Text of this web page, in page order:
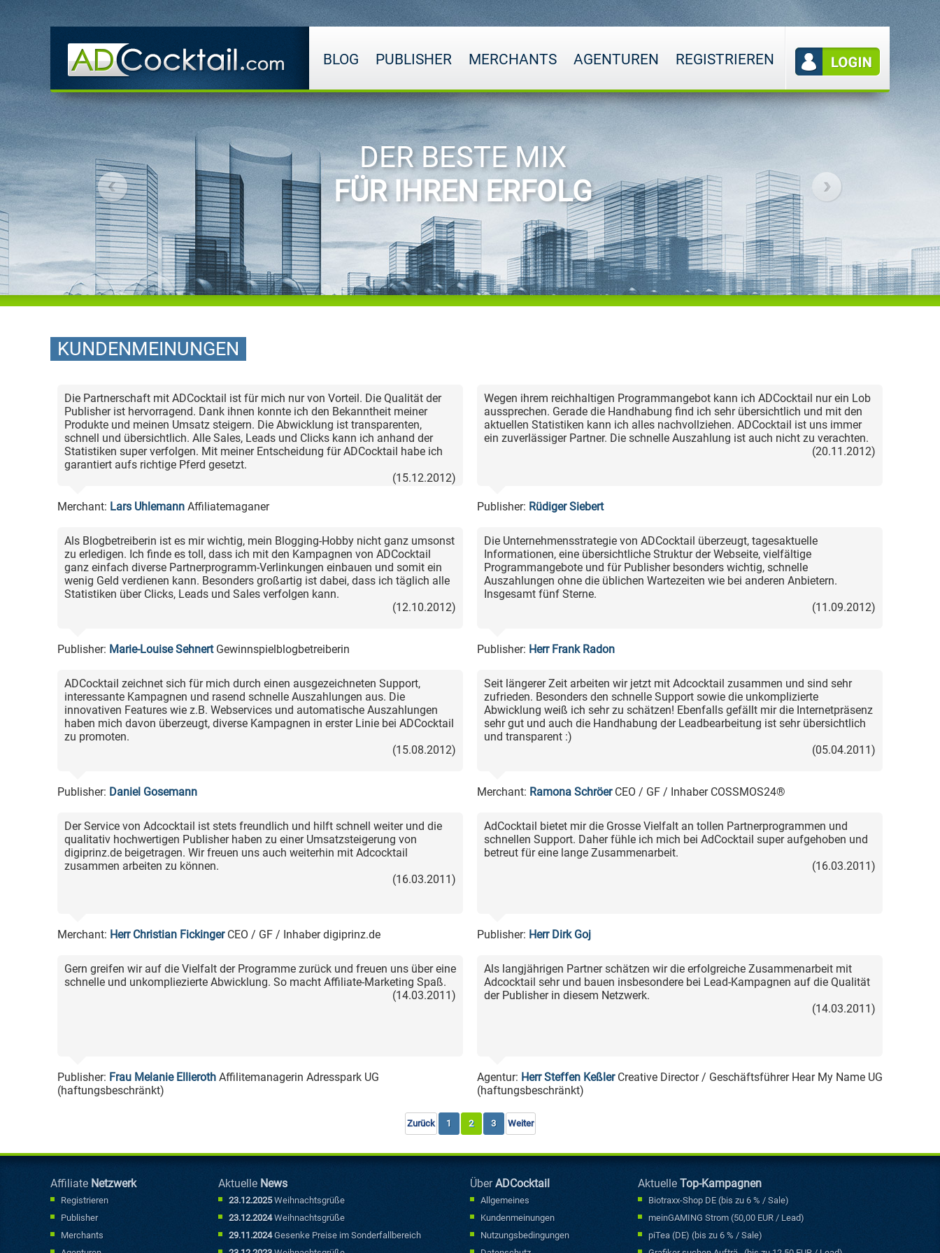
DER BESTE MIX
FÜR IHREN ERFOLG
BLOG PUBLISHER MERCHANTS AGENTUREN REGISTRIEREN
KUNDENMEINUNGEN
Die Partnerschaft mit ADCocktail ist für mich nur von Vorteil. Die Qualität der
Publisher ist hervorragend. Dank ihnen konnte ich den Bekanntheit meiner
Produkte und meinen Umsatz steigern. Die Abwicklung ist transparenten,
schnell und übersichtlich. Alle Sales, Leads und Clicks kann ich anhand der
Statistiken super verfolgen. Mit meiner Entscheidung für ADCocktail habe ich
garantiert aufs richtige Pferd gesetzt.
(15.12.2012)
Merchant: Lars Uhlemann Affiliatemaganer
Wegen ihrem reichhaltigen Programmangebot kann ich ADCocktail nur ein Lob
aussprechen. Gerade die Handhabung find ich sehr übersichtlich und mit den
aktuellen Statistiken kann ich alles nachvollziehen. ADCocktail ist uns immer
ein zuverlässiger Partner. Die schnelle Auszahlung ist auch nicht zu verachten.
(20.11.2012)
Publisher: Rüdiger Siebert
Als Blogbetreiberin ist es mir wichtig, mein Blogging-Hobby nicht ganz umsonst
zu erledigen. Ich finde es toll, dass ich mit den Kampagnen von ADCocktail
ganz einfach diverse Partnerprogramm-Verlinkungen einbauen und somit ein
wenig Geld verdienen kann. Besonders großartig ist dabei, dass ich täglich alle
Statistiken über Clicks, Leads und Sales verfolgen kann.
(12.10.2012)
Publisher: Marie-Louise SehnertGewinnspielblogbetreiberin
Die Unternehmensstrategie von ADCocktail überzeugt, tagesaktuelle
Informationen, eine übersichtliche Struktur der Webseite, vielfältige
Programmangebote und für Publisher besonders wichtig, schnelle
Auszahlungen ohne die üblichen Wartezeiten wie bei anderen Anbietern.
Insgesamt fünf Sterne.
(11.09.2012)
Publisher: Herr Frank Radon
ADCocktail zeichnet sich für mich durch einen ausgezeichneten Support,
interessante Kampagnen und rasend schnelle Auszahlungen aus. Die
innovativen Features wie z.B. Webservices und automatische Auszahlungen
haben mich davon überzeugt, diverse Kampagnen in erster Linie bei ADCocktail
zu promoten.
(15.08.2012)
Publisher: Daniel Gosemann
Seit längerer Zeit arbeiten wir jetzt mit Adcocktail zusammen und sind sehr
zufrieden. Besonders den schnelle Support sowie die unkomplizierte
Abwicklung weiß ich sehr zu schätzen! Ebenfalls gefällt mir die Internetpräsenz
sehr gut und auch die Handhabung der Leadbearbeitung ist sehr übersichtlich
und transparent :)
(05.04.2011)
Merchant: Ramona SchröerCEO / GF / Inhaber COSSMOS24®
Der Service von Adcocktail ist stets freundlich und hilft schnell weiter und die
qualitativ hochwertigen Publisher haben zu einer Umsatzsteigerung von
digiprinz.de beigetragen. Wir freuen uns auch weiterhin mit Adcocktail
zusammen arbeiten zu können.
(16.03.2011)
Merchant: Herr Christian FickingerCEO / GF / Inhaber digiprinz.de
AdCocktail bietet mir die Grosse Vielfalt an tollen Partnerprogrammen und
schnellen Support. Daher fühle ich mich bei AdCocktail super aufgehoben und
betreut für eine lange Zusammenarbeit.
(16.03.2011)
Publisher: Herr Dirk Goj
Gern greifen wir auf die Vielfalt der Programme zurück und freuen uns über eine
schnelle und unkompliezierte Abwicklung. So macht Affiliate-Marketing Spaß.
(14.03.2011)
Publisher: Frau Melanie Ellieroth Affilitemanagerin Adresspark UG
(haftungsbeschränkt)
Als langjährigen Partner schätzen wir die erfolgreiche Zusammenarbeit mit
Adcocktail sehr und bauen insbesondere bei Lead-Kampagnen auf die Qualität
der Publisher in diesem Netzwerk.
(14.03.2011)
Agentur: Herr Steffen KeßlerCreative Director / Geschäftsführer Hear My Name UG
(haftungsbeschränkt)
Zurück 1 2 3 Weiter
Affiliate Netzwerk
Registrieren
Publisher
Merchants
Aktuelle News
23.12.2025Weihnachtsgrüße
23.12.2024Weihnachtsgrüße
29.11.2024Gesenke Preise im Sonderfallbereich
ÜberADCocktail
Allgemeines
Kundenmeinungen
Nutzungsbedingungen
Aktuelle Top-Kampagnen
Biotraxx-Shop DE (bis zu 6 % / Sale)
meinGAMING Strom (50,00 EUR / Lead)
piTea (DE) (bis zu 6 % / Sale)